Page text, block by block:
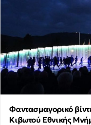
Φαντασμαγορικό
Κιβωτού Εθνικής